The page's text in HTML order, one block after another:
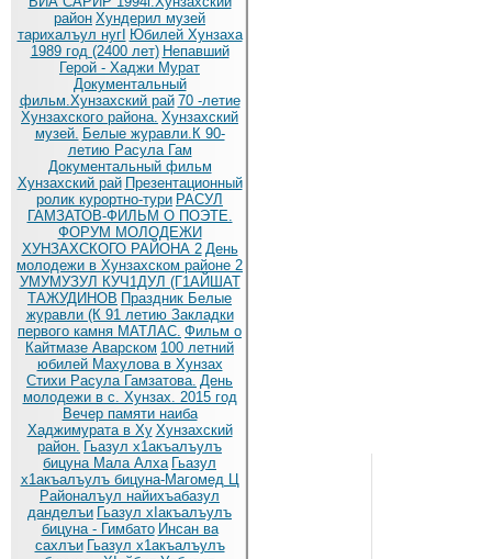
район Хундерил музей
тарихалъул нугI Юбилей Хунзаха
1989 год (2400 лет) Непавший
Герой - Хаджи Мурат
Документальный
фильм.Хунзахский рай 70 -летие
Хунзахского района. Хунзахский
музей. Белые журавли.К 90-
летию Расула Гам
Документальный фильм
Хунзахский рай Презентационный
ролик курортно-тури РАСУЛ
ГАМЗАТОВ-ФИЛЬМ О ПОЭТЕ.
ФОРУМ МОЛОДЕЖИ
ХУНЗАХСКОГО РАЙОНА 2 День
молодежи в Хунзахском районе 2
УМУМУЗУЛ КУЧ1ДУЛ (Г1АЙШАТ
ТАЖУДИНОВ Праздник Белые
журавли (К 91 летию Закладки
первого камня МАТЛАС. Фильм о
Кайтмазе Аварском 100 летний
юбилей Махулова в Хунзах
Стихи Расула Гамзатова. День
молодежи в с. Хунзах. 2015 год
Вечер памяти наиба
Хаджимурата в Ху Хунзахский
район. Гьазул х1акъалъулъ
бицуна Мала Алха Гьазул
х1акъалъулъ бицуна-Магомед Ц
Районалъул найихъабазул
данделъи Гьазул хIакъалъулъ
бицуна - Гимбато Инсан ва
сахлъи Гьазул х1акъалъулъ